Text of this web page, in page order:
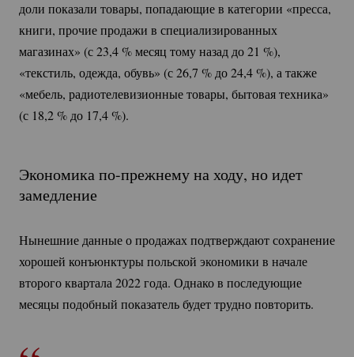
доли показали товары, попадающие в категории «пресса,
книги, прочие продажи в специализированных
магазинах» (с 23,4 %месяц тому назад до21 %),
«текстиль, одежда, обувь» (с 26,7 % до 24,4 %), а также
«мебель, радиотелевизионные товары, бытовая техника»
(с 18,2 % до 17,4 %).
Экономикапо-прежнемуна ходу, но идет
замедление
Нынешние данные о продажах подтверждают сохранение
хорошей конъюнктуры польской экономики в начале
второго квартала 2022 года. Однако в последующие
месяцы подобный показатель будет трудно повторить.